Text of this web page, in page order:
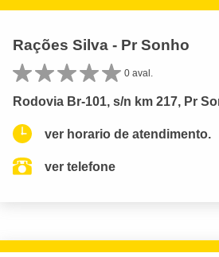
Rações Silva - Pr Sonho
0 aval.
Rodovia Br-101, s/n km 217, Pr
ver horario de atendimento.
ver telefone